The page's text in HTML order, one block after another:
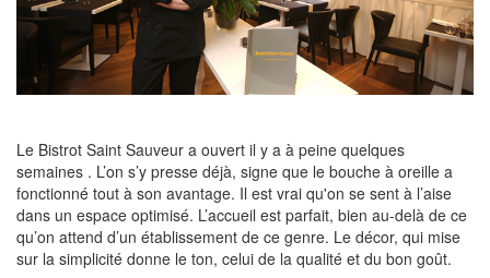
Le Bistrot Saint Sauveur a ouvert il y a à peine quelques
semaines . L’on s’y presse déjà, signe que le bouche à oreille a
fonctionné tout à son avantage. Il est vrai qu'on se sent à l’aise
dans un espace optimisé. L’accueil est parfait, bien au-delà de ce
qu’on attend d’un établissement de ce genre. Le décor, qui mise
sur la simplicité donne le ton, celui de la qualité et du bon goût.